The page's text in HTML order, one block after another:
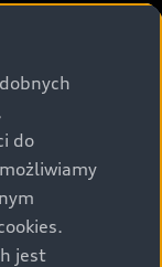
oraz art.
podatek
zmian w
detale
do
jest